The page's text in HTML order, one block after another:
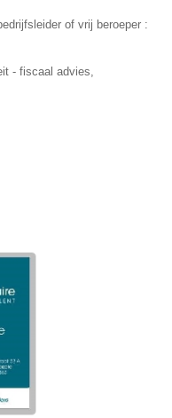
of vrij beroeper :
- fiscaal advies,